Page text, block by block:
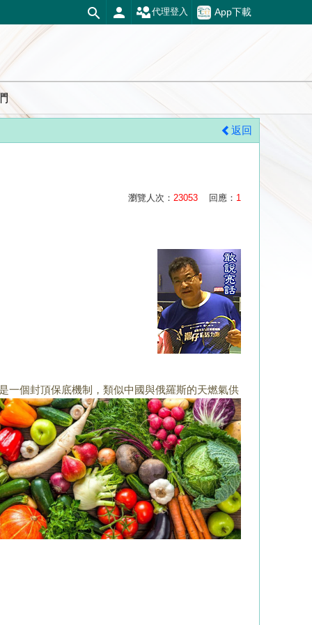
App下載
代理登入
返回
瀏覽人次： 23053 回應： 1
個封頂保底機制，類似中國與俄羅斯的天燃氣供